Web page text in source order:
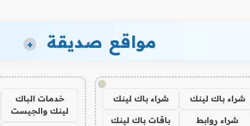
مواقع صديقة +
!
شراء باك لينك شراء باك لينك
شراء روابط
باقات باك لينك
خدمات الباك
لينك والجيست